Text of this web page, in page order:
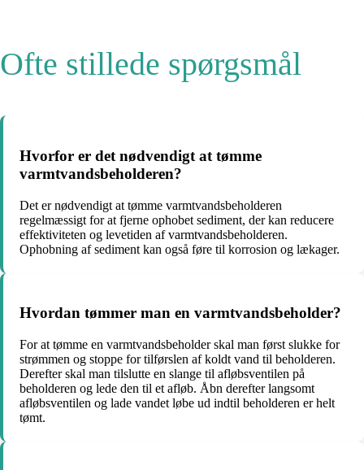
Ofte stillede spørgsmål
Hvorfor er det nødvendigt at tømme
varmtvandsbeholderen?
Det er nødvendigt at tømme varmtvandsbeholderen
regelmæssigt for at fjerne ophobet sediment, der kan reducere
effektiviteten og levetiden af ​​varmtvandsbeholderen.
Ophobning af sediment kan også føre til korrosion og lækager.
Hvordan tømmer man en varmtvandsbeholder?
For at tømme en varmtvandsbeholder skal man først slukke for
strømmen og stoppe for tilførslen af ​​koldt vand til beholderen.
Derefter skal man tilslutte en slange til afløbsventilen på
beholderen og lede den til et afløb. Åbn derefter langsomt
afløbsventilen og lade vandet løbe ud indtil beholderen er helt
tømt.